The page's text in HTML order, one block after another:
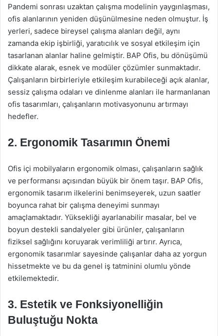
Pandemi sonrası uzaktan çalışma modelinin yaygınlaşması,
ofis alanlarının yeniden düşünülmesine neden olmuştur. İş
yerleri, sadece bireysel çalışma alanları değil, aynı
zamanda ekip işbirliği, yaratıcılık ve sosyal etkileşim için
tasarlanan alanlar haline gelmiştir. BAP Ofis, bu dönüşümü
dikkate alarak, esnek ve modüler çözümler sunmaktadır.
Çalışanların birbirleriyle etkileşim kurabileceği açık alanlar,
sessiz çalışma odaları ve dinlenme alanları ile harmanlanan
ofis tasarımları, çalışanların motivasyonunu artırmayı
hedefler.
2. Ergonomik Tasarımın Önemi
Ofis içi mobilyaların ergonomik olması, çalışanların sağlık
ve performansı açısından büyük bir önem taşır. BAP Ofis,
ergonomik tasarım ilkelerini benimseyerek, uzun saatler
boyunca rahat bir çalışma deneyimi sunmayı
amaçlamaktadır. Yüksekliği ayarlanabilir masalar, bel ve
boyun destekli sandalyeler gibi ürünler, çalışanların
fiziksel sağlığını koruyarak verimliliği artırır. Ayrıca,
ergonomik tasarımlar sayesinde çalışanlar daha az yorgun
hissetmekte ve bu da genel iş tatminini olumlu yönde
etkilemektedir.
3. Estetik ve Fonksiyonelliğin
Buluştuğu Nokta